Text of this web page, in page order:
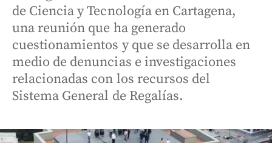
de Ciencia y Tecnología en Cartagena,
una reunión que ha generado
cuestionamientos y que se desarrolla en
medio de denuncias e investigaciones
relacionadas con los recursos del
Sistema General de Regalías.